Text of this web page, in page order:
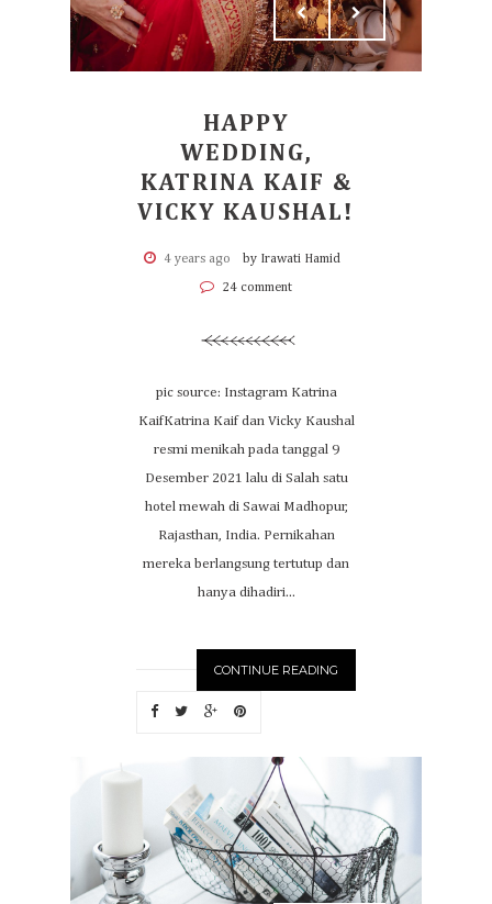
HAPPY
WEDDING,
KATRINA KAIF &
VICKY KAUSHAL!
4 years ago by Irawati Hamid
24 comment
pic source: Instagram Katrina
KaifKatrina Kaif dan Vicky Kaushal
resmi menikah pada tanggal 9
Desember 2021 lalu di Salah satu
hotel mewah di Sawai Madhopur,
Rajasthan, India. Pernikahan
mereka berlangsung tertutup dan
hanya dihadiri...
CONTINUE READING